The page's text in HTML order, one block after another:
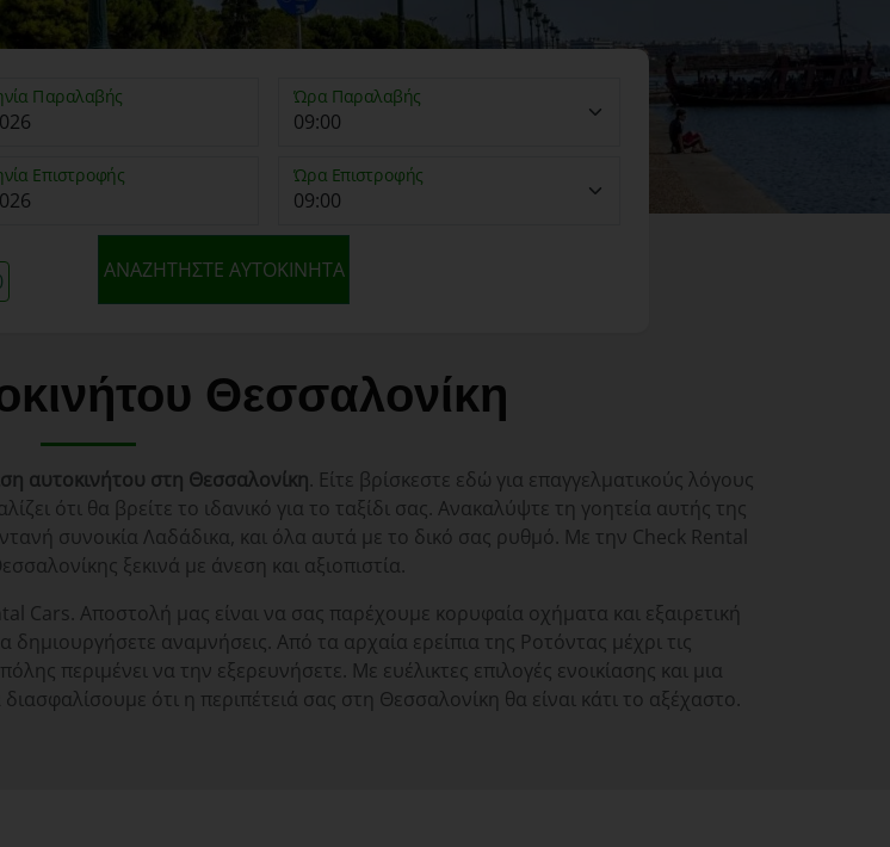
Παραλαβής Ώρα Παραλαβής
Επιστροφής Ώρα Επιστροφής
ΑΝΑΖΗΤΉΣΤΕ ΑΥΤΟΚΊΝΗΤΑ
Θεσσαλονίκη
αυτοκινήτου στη Θεσσαλονίκη. Είτε βρίσκεστε εδώ για επαγγελματικούς λόγους
ότι θα βρείτε το ιδανικό για το ταξίδι σας. Ανακαλύψτε τη γοητεία αυτής της
συνοικία Λαδάδικα, και όλα αυτά με το δικό σας ρυθμό. Με την Check Rental
ξεκινά με άνεση και αξιοπιστία.
Cars. Αποστολή μας είναι να σας παρέχουμε κορυφαία οχήματα και εξαιρετική
αναμνήσεις. Από τα αρχαία ερείπια της Ροτόντας μέχρι τις
περιμένει να την εξερευνήσετε. Με ευέλικτες επιλογές ενοικίασης και μια
ότι η περιπέτειά σας στη Θεσσαλονίκη θα είναι κάτι το αξέχαστο.